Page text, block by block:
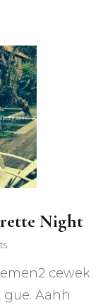
Night
on
Unforgettable
Night
cewek
Aahh